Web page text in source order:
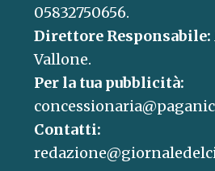
05832750656.
Direttore Responsabile:
Vallone.
Per la tua pubblicità:
Contatti: